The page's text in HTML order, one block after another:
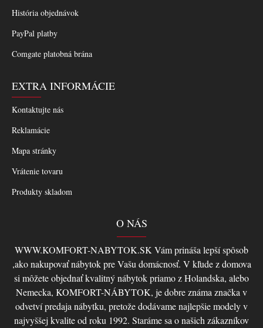
História objednávok
PayPal platby
Comgate platobná brána
EXTRA INFORMÁCIE
Kontaktujte nás
Reklamácie
Mapa stránky
Vrátenie tovaru
Produkty skladom
O NÁS
WWW.KOMFORT-NABYTOK.SK Vám prináša lepší spôsob
,ako nakupovať nábytok pre Vašu domácnosť. V kľude z domova
si môžete objednať kvalitný nábytok priamo z Holandska, alebo
Nemecka, KOMFORT-NÁBYTOK, je dobre známa značka v
odvetví predaja nábytku, pretože dodávame najlepšie modely v
najvyššej kvalite od roku 1992. Staráme sa o našich zákazníkov